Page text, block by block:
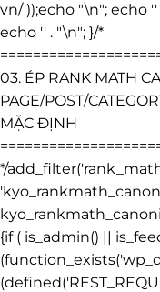
vn/'));echo "\n"; echo '
echo '' . "\n"; }/*
03. ÉP RANK MATH
PAGE/POST/
MẶC ĐỊNH
*/
{if ( is_admin() ||